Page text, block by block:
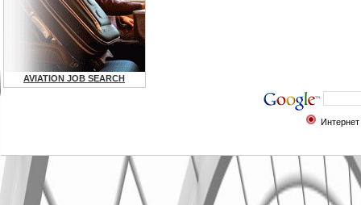
AVIATION JOB SEARCH
Интернет